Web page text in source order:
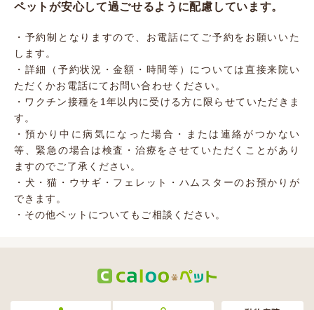
ペットが安心して過ごせるように配慮しています。
・予約制となりますので、お電話にてご予約をお願いいた
します。
・詳細（予約状況・金額・時間等）については直接来院い
ただくかお電話にてお問い合わせください。
・ワクチン接種を1年以内に受ける方に限らせていただきま
す。
・預かり中に病気になった場合・または連絡がつかない
等、緊急の場合は検査・治療をさせていただくことがあり
ますのでご了承ください。
・犬・猫・ウサギ・フェレット・ハムスターのお預かりが
できます。
・その他ペットについてもご相談ください。